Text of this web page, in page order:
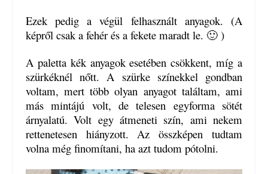
Ezek pedig a végül felhasznált anyagok. (A
képről csak a fehér és a fekete maradt le. 🙂 )
A paletta kék anyagok esetében csökkent, míg a
szürkéknél nőtt. A szürke színekkel gondban
voltam, mert több olyan anyagot találtam, ami
más mintájú volt, de telesen egyforma sötét
árnyalatú. Volt egy átmeneti szín, ami nekem
rettenetesen hiányzott. Az összképen tudtam
volna még finomítani, ha azt tudom pótolni.